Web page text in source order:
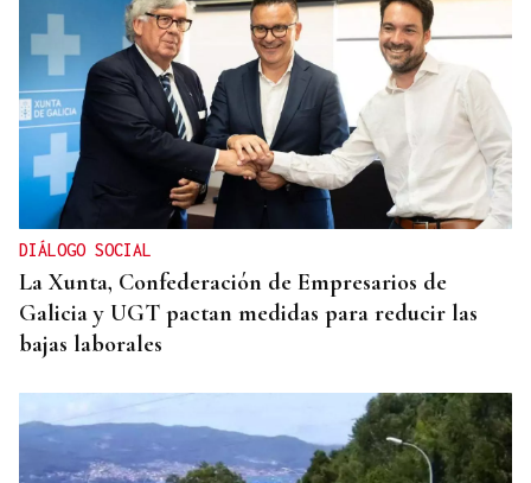
DIÁLOGO SOCIAL
La Xunta, Confederación de Empresarios de
Galicia y UGT pactan medidas para reducir las
bajas laborales